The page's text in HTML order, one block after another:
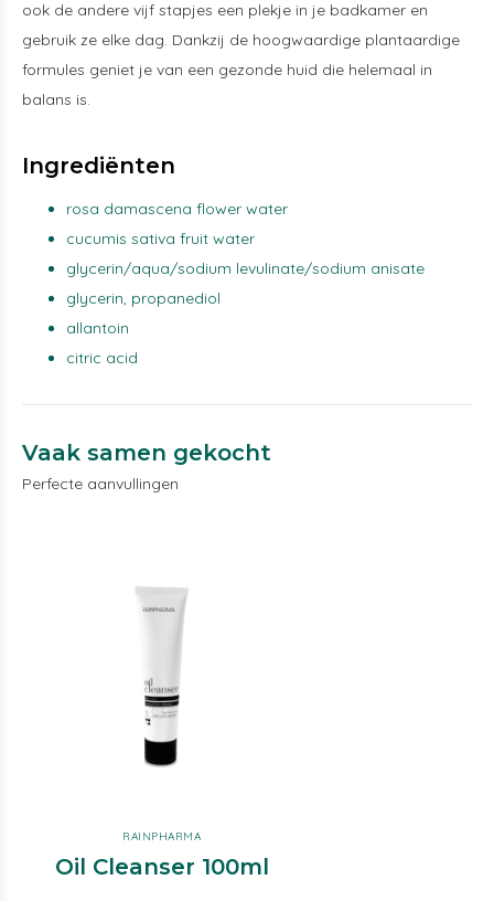
ook de andere vijf stapjes een plekje in je badkamer en
gebruik ze elke dag. Dankzij de hoogwaardige plantaardige
formules geniet je van een gezonde huid die helemaal in
balans is.
Ingrediënten
rosa damascena flower water
cucumis sativa fruit water
glycerin/aqua/sodium levulinate/sodium anisate
glycerin, propanediol
allantoin
citric acid
Vaak samen gekocht
Perfecte aanvullingen
RAINPHARMA
Oil Cleanser 100ml